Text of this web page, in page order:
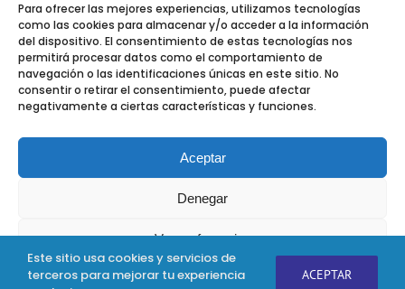
Para ofrecer las mejores experiencias, utilizamos tecnologías
como las cookies para almacenar y/o acceder a la información
del dispositivo. El consentimiento de estas tecnologías nos
permitirá procesar datos como el comportamiento de
navegación o las identificaciones únicas en este sitio. No
consentir o retirar el consentimiento, puede afectar
negativamente a ciertas características y funciones.
Aceptar
Denegar
Ver preferencias
Política de uso de Política de
Política de Protección de Datos
LARRONDO BEHEKO ETORBIDEA Edif 3 Nave P-
9.
48180 Loiu ( Bizkaia)
Política de Privacidad
Personalizado
Personalizado
Personalizado
Este sitio usa cookies y servicios de
terceros para mejorar tu experiencia
ACEPTAR